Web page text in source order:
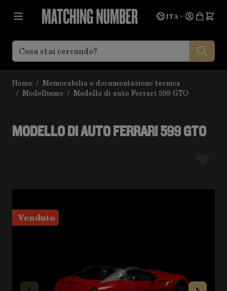
Lingua
ITA
Home / Memorabilia e documentazione tecnica
/ Modellismo / Modello di auto Ferrari 599 GTO
MODELLO DI AUTO FERRARI 599 GTO
Venduto